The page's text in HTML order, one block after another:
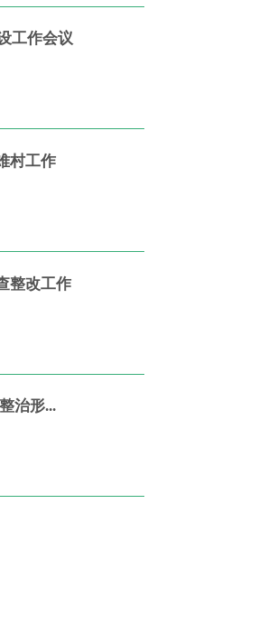
工作会议
村工作
整改工作
治形...